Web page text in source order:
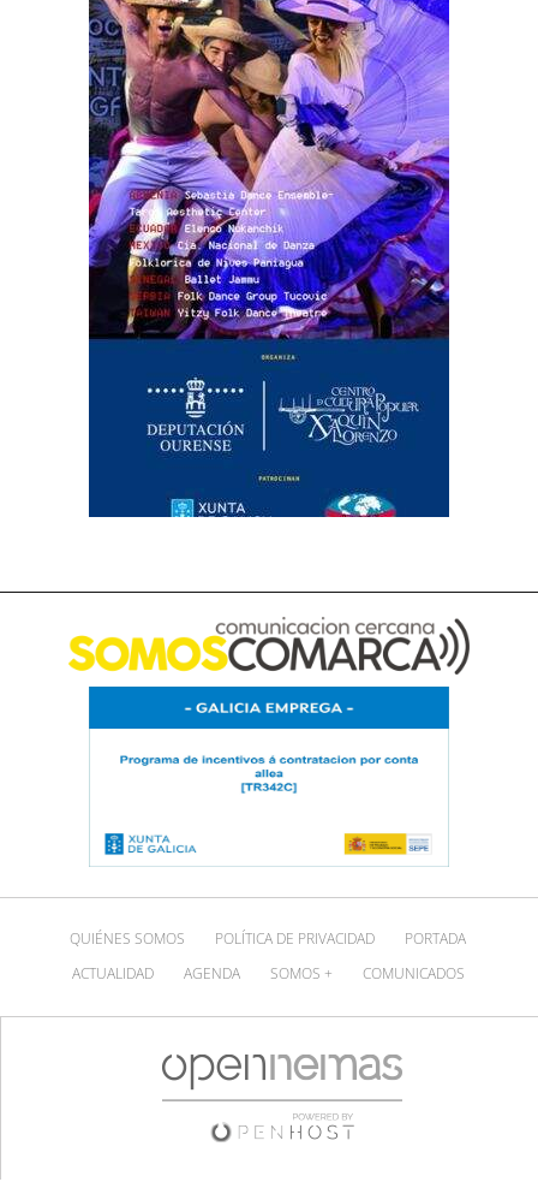
QUIÉNES SOMOS POLÍTICA DE PRIVACIDAD
PORTADA
ACTUALIDAD
AGENDA SOMOS + COMUNICADOS